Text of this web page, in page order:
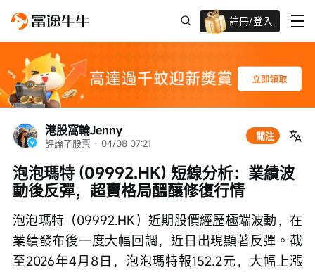
註冊/登入
港股窩輪Jenny
評論了股票 · 04/08 07:21
關注
泡泡瑪特 (09992.HK) 短線分析：業績波
動後反彈，超賣格局醞釀修復行情
泡泡瑪特（09992.HK）近期股價經歷極端波動，在
業績發布後一度大幅回調，近日出現顯著反彈。截
至2026年4月8日，泡泡瑪特報152.2元，大幅上漲